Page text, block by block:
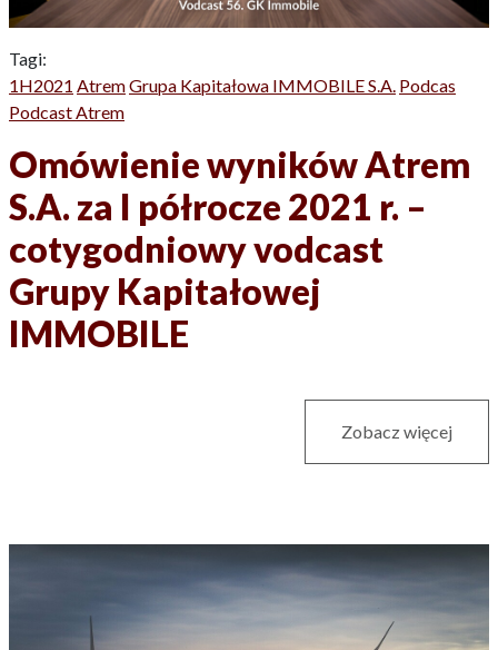
Tagi:
1H2021 AtremGrupa Kapitałowa IMMOBILE S.A. Podcas
Podcast Atrem
Omówienie wyników Atrem
S.A. za I półrocze 2021 r. –
cotygodniowy vodcast
Grupy Kapitałowej
IMMOBILE
Zobacz więcej